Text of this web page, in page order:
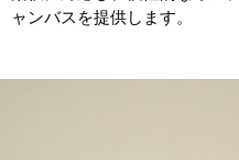
ャンバスを提供します。